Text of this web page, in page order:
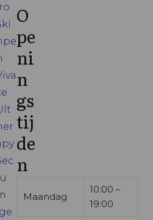
O
pe
ni
n
gs
tij
de
n
Maandag
10:00 –
19:00